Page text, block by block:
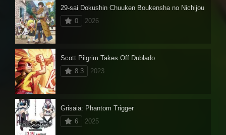
29-sai Dokushin Chuuken Boukensha no Nichijou
0
2026
Scott Pilgrim Takes Off Dublado
8.3
2023
Grisaia: Phantom Trigger
6
2025